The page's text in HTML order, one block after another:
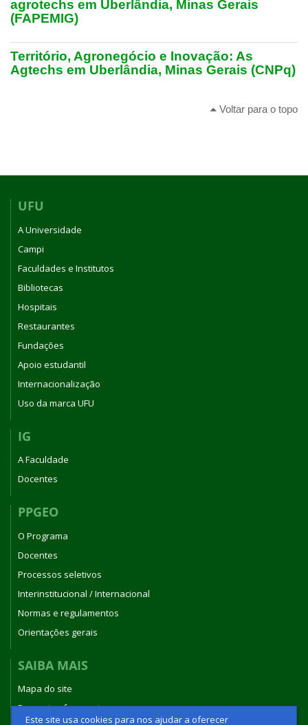
Este site usa cookies para nos ajudar a oferecer
agrotechs em Uberlândia, Minas Gerais
(FAPEMIG)
Território, Agronegócio e Inovação: As
Agtechs em Uberlândia, Minas Gerais (CNPq)
Voltar para o topo
UFU
A Universidade
Campi
Faculdades e Institutos
Bibliotecas
Hospitais
Restaurantes
Fundações
Apoio estudantil
Internacionalização
Uso da marca UFU
IG
A Faculdade
Docentes
PPGEO
O Programa
Docentes
Processos seletivos
Interinstitucional / Internacional
Normas e regulamentos
Orientações gerais
SAIBA MAIS
Mapa do site
Perguntas frequentes